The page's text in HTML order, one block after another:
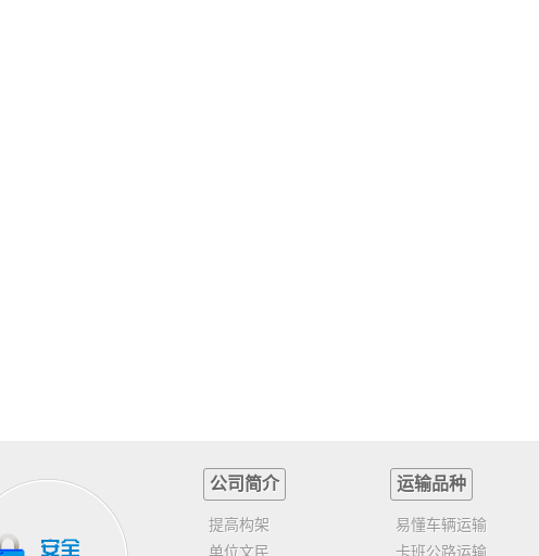
公司简介
提高构架
单位文民
运输品种
易懂车辆运输
卡班公路运输